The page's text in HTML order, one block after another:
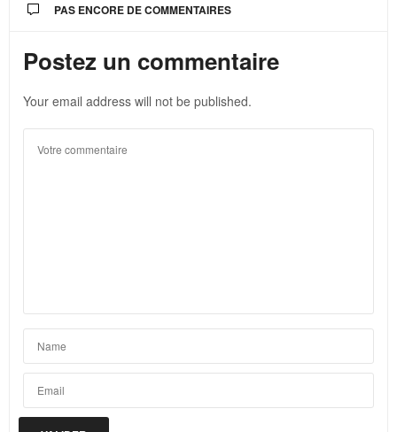
PAS ENCORE DE COMMENTAIRES
Postez un commentaire
Your email address will not be published.